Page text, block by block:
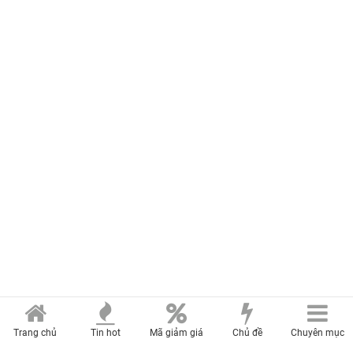
Trang chủ Tin hot Mã giảm giá Chủ đề Chuyên mục